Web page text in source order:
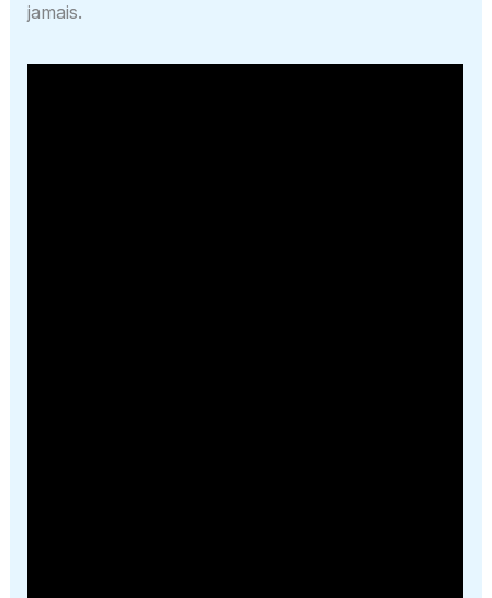
jamais.